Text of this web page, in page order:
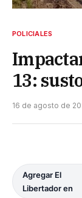
POLICIALES
13:
16 de agosto de
Agregar El
Libertador en